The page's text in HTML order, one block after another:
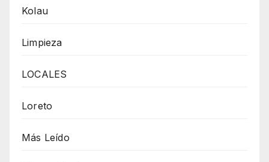
Kolau
Limpieza
LOCALES
Loreto
Más Leído